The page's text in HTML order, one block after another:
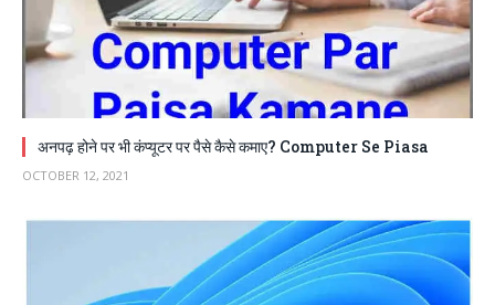
अनपढ़ होने पर भी कंप्यूटर पर पैसे कैसे कमाए? Computer Se Piasa
OCTOBER 12, 2021